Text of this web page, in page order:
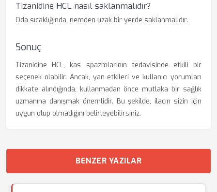
Tizanidine HCL nasıl saklanmalıdır?
Oda sıcaklığında, nemden uzak bir yerde saklanmalıdır.
Sonuç
Tizanidine HCL, kas spazmlarının tedavisinde etkili bir
seçenek olabilir. Ancak, yan etkileri ve kullanıcı yorumları
dikkate alındığında, kullanmadan önce mutlaka bir sağlık
uzmanına danışmak önemlidir. Bu şekilde, ilacın sizin için
uygun olup olmadığını belirleyebilirsiniz.
BENZER YAZILAR